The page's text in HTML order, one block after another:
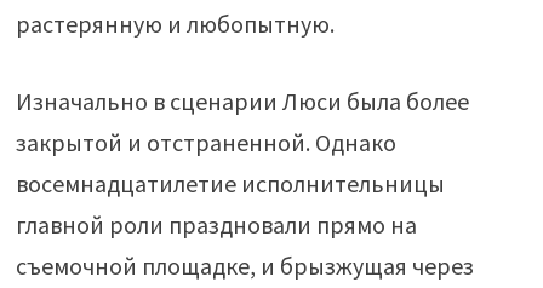
растерянную и любопытную.
Изначально в сценарии Люси была более
закрытой и отстраненной. Однако
восемнадцатилетие исполнительницы
главной роли праздновали прямо на
съемочной площадке, и брызжущая через